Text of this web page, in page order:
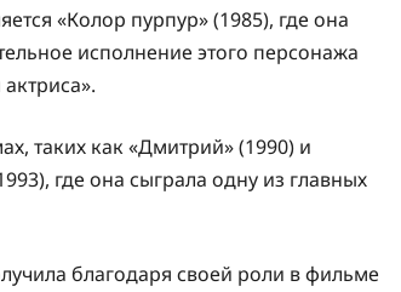
«Колор пурпур» (1985), где она
исполнение этого персонажа
таких как «Дмитрий» (1990) и
где она сыграла одну из главных
благодаря своей роли в фильме